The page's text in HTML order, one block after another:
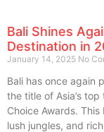
Bali Shines
Destination in
January 14, 2025 No
Bali has once again
the title of Asia’s top
Choice Awards.
lush jungles, and